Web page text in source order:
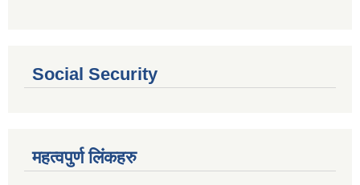
Social Security
महत्वपुर्ण लिंकहरु